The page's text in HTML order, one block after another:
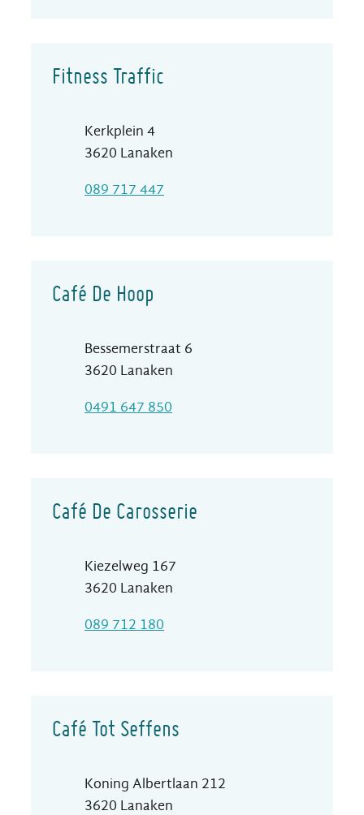
Fitness Traffic
AdresKerkplein 4
,3620 Lanaken
089 717 447
Café De Hoop
AdresBessemerstraat 6
,3620 Lanaken
0491 647 850
Café De Carosserie
AdresKiezelweg 167
,3620 Lanaken
089 712 180
Café Tot Seffens
AdresKoning Albertlaan 212
,3620 Lanaken